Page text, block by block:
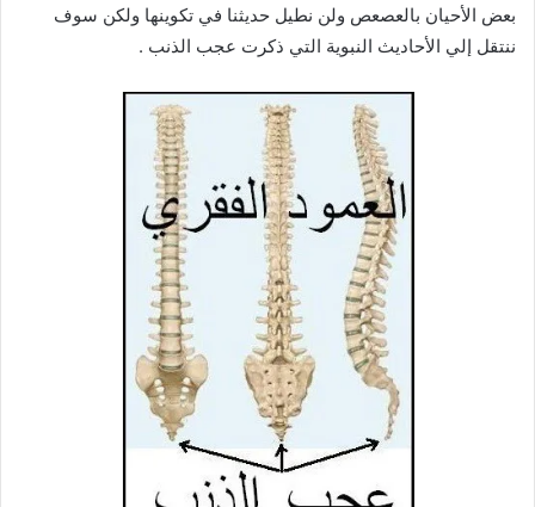
بعض الأحيان بالعصعص ولن نطيل حديثنا في تكوينها ولكن سوف
ننتقل إلي الأحاديث النبوية التي ذكرت عجب الذنب .